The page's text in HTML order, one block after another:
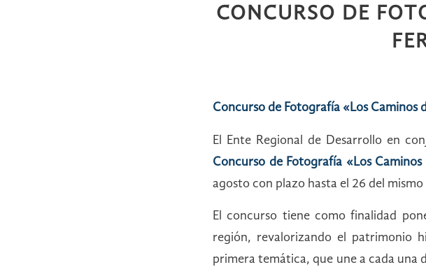
CONCURSO DE
Concurso de Fotografía «Los Caminos
El Ente Regional de Desarrollo en
Concurso de Fotografía «Los
agosto con plazo hasta el 26 del mismo
El concurso tiene como finalidad
región, revalorizando el patrimonio
primera temática, que une a cada una